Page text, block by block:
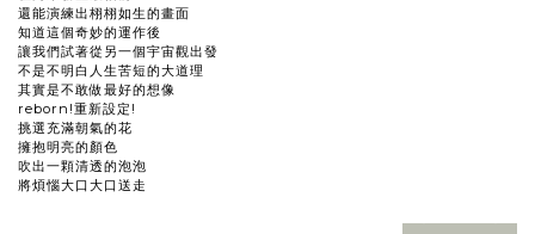
還能演練出栩栩如生的畫面
知道這個奇妙的運作後
讓我們試著從另一個宇宙觀出發
不是不明白人生苦短的大道理
其實是不敢做最好的想像
reborn!重新設定!
挑選充滿朝氣的花
擁抱明亮的顏色
吹出一顆清透的泡泡
將煩惱大口大口送走
prev next